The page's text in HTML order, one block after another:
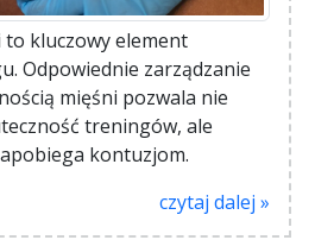
to kluczowy element
Odpowiednie zarządzanie
mięśni pozwala nie
treningów, ale
kontuzjom.
czytaj dalej »